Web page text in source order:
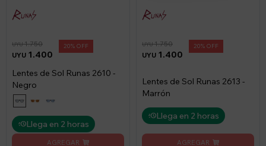
UYU 1.400
UYU1.750 20
Lentes de Sol Runas 2610 -
Negro
Llega en 2 horas
UYU 1.400
UYU1.750 20
Lentes de Sol Runas 2613 -
Marrón
Llega en 2 horas